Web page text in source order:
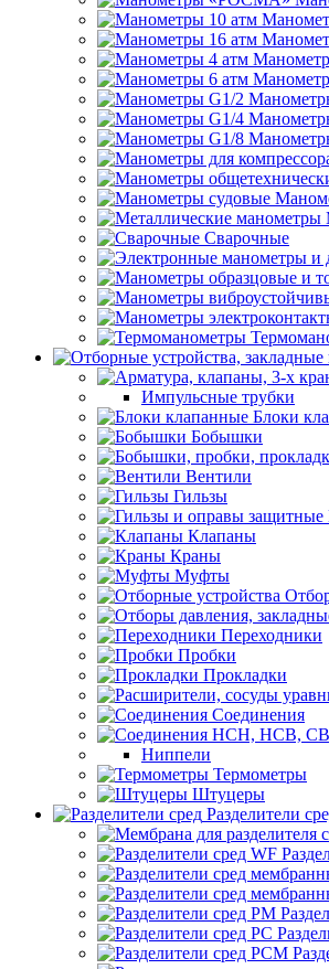
Сварочные
Импульсные трубки
Блоки
Бобышки
Вентили
Гильзы
Клапаны
Краны
Муфты
Переходники
Пробки
Прокладки
Соединения
Ниппели
Термометры
Штуцеры
Разделители